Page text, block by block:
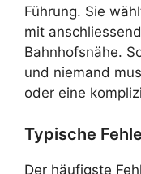
Führung. Sie
mit
Bahnhofsnähe.
und niemand
oder eine
Typische
Der häufigste